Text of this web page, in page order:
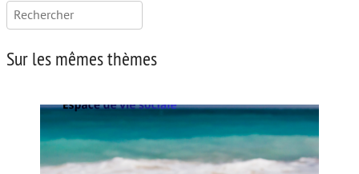
Rechercher :
Sur les mêmes thèmes